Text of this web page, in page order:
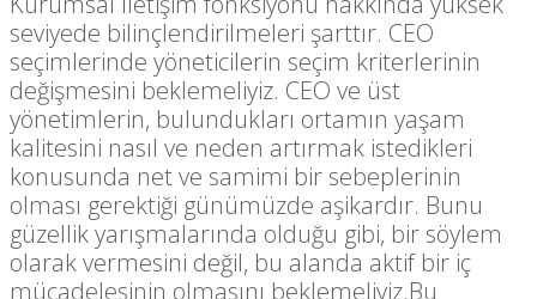
seviyede bilinçlendirilmeleri şarttır. CEO
seçimlerinde yöneticilerin seçim kriterlerinin
değişmesini beklemeliyiz. CEO ve üst
yönetimlerin, bulundukları ortamın yaşam
kalitesini nasıl ve neden artırmak istedikleri
konusunda net ve samimi bir sebeplerinin
olması gerektiği günümüzde aşikardır. Bunu
güzellik yarışmalarında olduğu gibi, bir söylem
olarak vermesini değil, bu alanda aktif bir iç
mücadelesinin olmasını beklemeliyiz.Bu